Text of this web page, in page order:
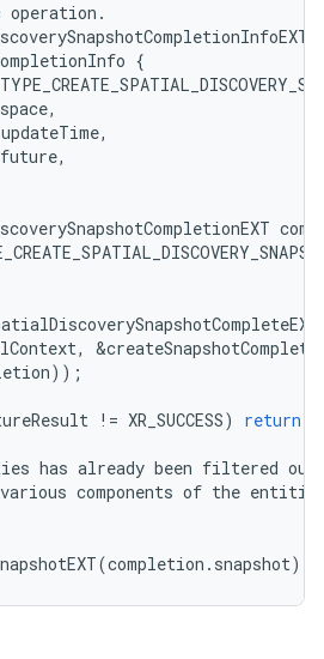
operation .
{
space,
updateTime,
future,
, &
));
!= XR_SUCCESS) return
has already been filtered out
various components of the
(completion . snapshot);